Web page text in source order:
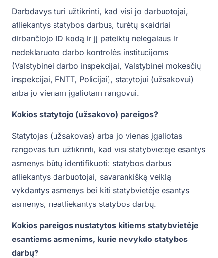
Darbdavys turi užtikrinti, kad visi jo darbuotojai,
atliekantys statybos darbus, turėtų skaidriai
dirbančiojo ID kodą ir jį pateiktų nelegalaus ir
nedeklaruoto darbo kontrolės institucijoms
(Valstybinei darbo inspekcijai, Valstybinei mokesčių
inspekcijai, FNTT, Policijai), statytojui (užsakovui)
arba jo vienam įgaliotam rangovui.
Kokios statytojo (užsakovo) pareigos?
Statytojas (užsakovas) arba jo vienas įgaliotas
rangovas turi užtikrinti, kad visi statybvietėje esantys
asmenys būtų identifikuoti: statybos darbus
atliekantys darbuotojai, savarankišką veiklą
vykdantys asmenys bei kiti statybvietėje esantys
asmenys, neatliekantys statybos darbų.
Kokios pareigos nustatytos kitiems statybvietėje
esantiems asmenims, kurie nevykdo statybos
darbų?